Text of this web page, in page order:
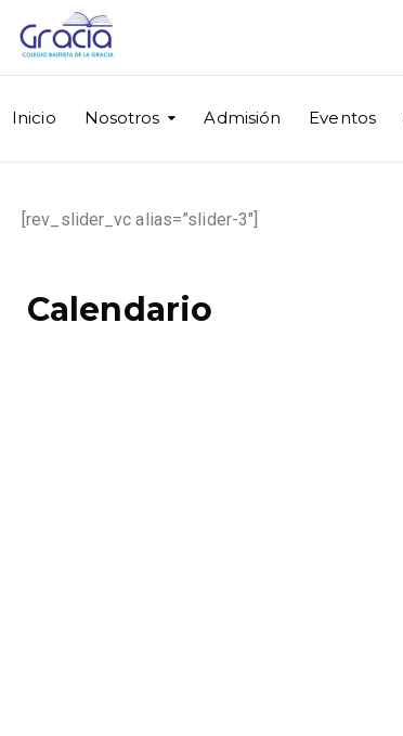
Inicio Nosotros Admisión Eventos
[rev_slider_vc alias=”slider-3″]
Calendario